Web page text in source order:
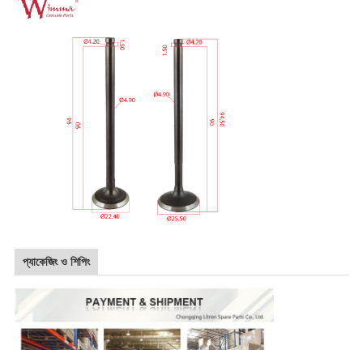
প্যাকেজিং ও শিপিং